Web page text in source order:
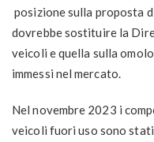
posizione sulla proposta
dovrebbe sostituire la
veicoli e quella sulla
immessi nel mercato.
Nel novembre 2023 i
veicoli fuori uso sono